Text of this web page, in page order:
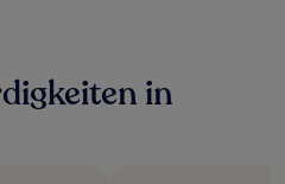
in